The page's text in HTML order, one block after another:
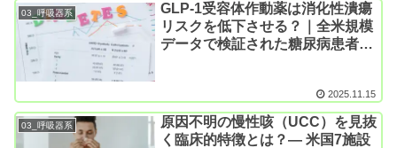
03_呼吸器系
GLP-1受容体作動薬は消化性潰瘍
リスクを低下させる？｜全米規模
データで検証された糖尿病患者に
2025.11.15
03_呼吸器系
原因不明の慢性咳（UCC）を見抜
く臨床的特徴とは？― 米国7施設